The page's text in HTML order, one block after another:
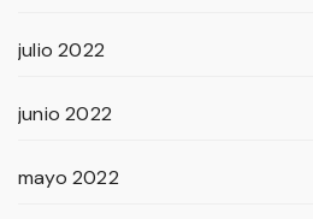
julio 2022
junio 2022
mayo 2022